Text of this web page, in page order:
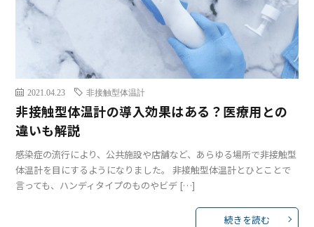
2021.04.23 非接触型体温計
非接触型体温計の導入効果はある？医療用との
違いも解説
感染症の流行により、公共施設や店舗など、あらゆる場所で非接触型
体温計を目にするようになりました。 非接触型体温計とひとことで
言っても、ハンディタイプのものやビデ […]
続きを読む